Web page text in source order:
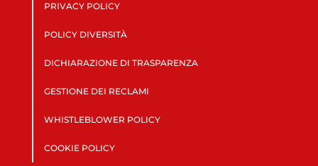
PRIVACY POLICY
POLICY DIVERSITÀ
DICHIARAZIONE DI TRASPARENZA
GESTIONE DEI RECLAMI
WHISTLEBLOWER POLICY
COOKIE POLICY